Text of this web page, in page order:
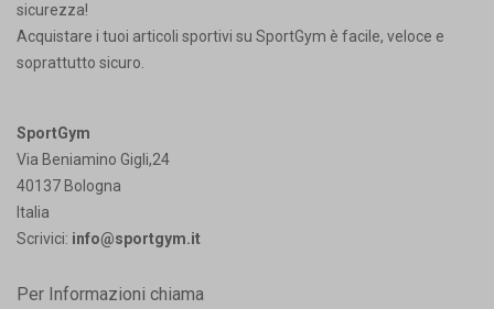
sicurezza!
Acquistare i tuoi articoli sportivi su SportGym è facile, veloce e
soprattutto sicuro.
SportGym
Via Beniamino Gigli,24
40137 Bologna
Italia
Scrivici: info@sportgym.it
Per Informazioni chiama